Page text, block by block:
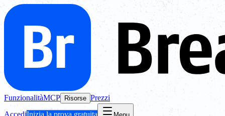
FunzionalitàMCP Risorse Prezzi
AccediInizia la prova gratuita